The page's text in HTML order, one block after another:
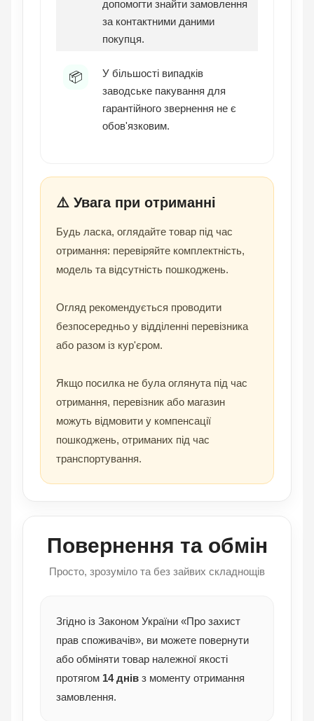
допомогти знайти замовлення
за контактними даними
покупця.
📦
У більшості випадків
заводське пакування для
гарантійного звернення не є
обов'язковим.
⚠️ Увага при отриманні
Будь ласка, оглядайте товар під час
отримання: перевіряйте комплектність,
модель та відсутність пошкоджень.
Огляд рекомендується проводити
безпосередньо у відділенні перевізника
або разом із кур'єром.
Якщо посилка не була оглянута під час
отримання, перевізник або магазин
можуть відмовити у компенсації
пошкоджень, отриманих під час
транспортування.
Повернення та обмін
Просто, зрозуміло та без зайвих складнощів
Згідно із Законом України «Про захист
прав споживачів», ви можете повернути
або обміняти товар належної якості
протягом 14 днів з моменту отримання
замовлення.